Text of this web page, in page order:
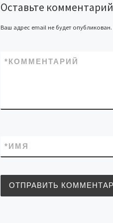
Оставьте комментарий
Ваш адрес email не будет опубликован.
КОММЕНТАРИЙ
*
ИМЯ
*